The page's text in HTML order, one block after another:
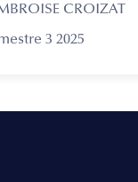
CROIZAT
3 2025